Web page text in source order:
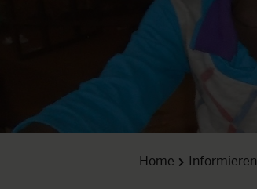
Home Informieren